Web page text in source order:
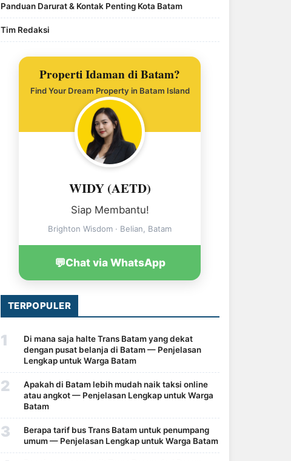
Panduan Darurat & Kontak Penting Kota Batam
Tim Redaksi
Properti Idaman di Batam?
Find Your Dream Property in Batam Island
WIDY (AETD)
Siap Membantu!
Brighton Wisdom · Belian, Batam
💬Chat via WhatsApp
TERPOPULER
1
Di mana saja halte Trans Batam yang dekat
dengan pusat belanja di Batam — Penjelasan
Lengkap untuk Warga Batam
2
Apakah di Batam lebih mudah naik taksi online
atau angkot — Penjelasan Lengkap untuk Warga
Batam
3
Berapa tarif bus Trans Batam untuk penumpang
umum — Penjelasan Lengkap untuk Warga Batam